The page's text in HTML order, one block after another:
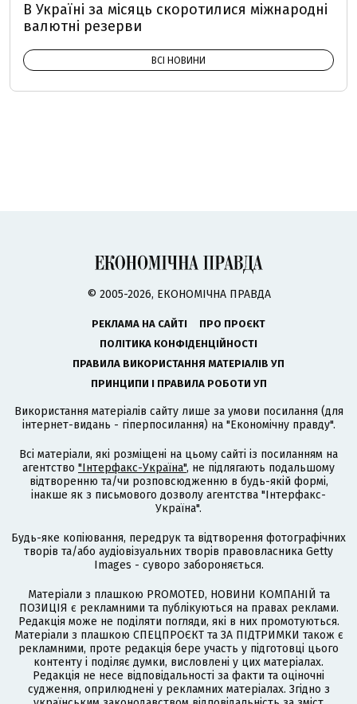
В Україні за місяць скоротилися міжнародні
валютні резерви
ВСІ НОВИНИ
© 2005-2026, ЕКОНОМІЧНА ПРАВДА
РЕКЛАМА НА САЙТІ
ПРО ПРОЄКТ
ПОЛІТИКА КОНФІДЕНЦІЙНОСТІ
ПРАВИЛА ВИКОРИСТАННЯ МАТЕРІАЛІВ УП
ПРИНЦИПИ І ПРАВИЛА РОБОТИ УП
Використання матеріалів сайту лише за умови посилання (для
інтернет-видань - гіперпосилання) на "Економічну правду".
Всі матеріали, які розміщені на цьому сайті із посиланням на
агентство "Інтерфакс-Україна", не підлягають подальшому
відтворенню та/чи розповсюдженню в будь-якій формі,
інакше як з письмового дозволу агентства "Інтерфакс-
Україна".
Будь-яке копіювання, передрук та відтворення фотографічних
творів та/або аудіовізуальних творів правовласника Getty
Images - суворо забороняється.
Матеріали з плашкою PROMOTED, НОВИНИ КОМПАНІЙ та
ПОЗИЦІЯ є рекламними та публікуються на правах реклами.
Редакція може не поділяти погляди, які в них промотуються.
Матеріали з плашкою СПЕЦПРОЄКТ та ЗА ПІДТРИМКИ також є
рекламними, проте редакція бере участь у підготовці цього
контенту і поділяє думки, висловлені у цих матеріалах.
Редакція не несе відповідальності за факти та оціночні
судження, оприлюднені у рекламних матеріалах. Згідно з